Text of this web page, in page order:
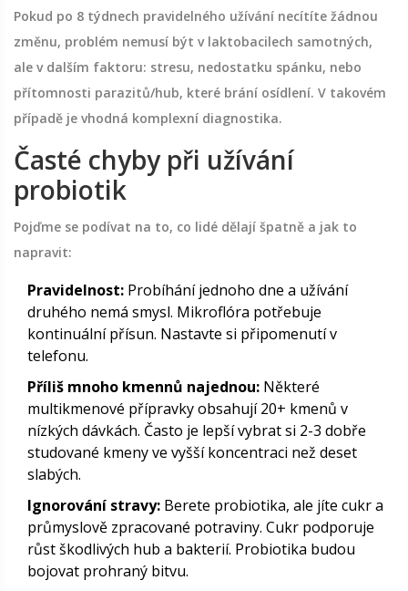
Pokud po 8 týdnech pravidelného užívání necítíte žádnou
změnu, problém nemusí být v laktobacilech samotných,
ale v dalším faktoru: stresu, nedostatku spánku, nebo
přítomnosti parazitů/hub, které brání osídlení. V takovém
případě je vhodná komplexní diagnostika.
Časté chyby při užívání
probiotik
Pojďme se podívat na to, co lidé dělají špatně a jak to
napravit:
Pravidelnost: Probíhání jednoho dne a užívání
druhého nemá smysl. Mikroflóra potřebuje
kontinuální přísun. Nastavte si připomenutí v
telefonu.
Příliš mnoho kmennů najednou: Některé
multikmenové přípravky obsahují 20+ kmenů v
nízkých dávkách. Často je lepší vybrat si 2-3 dobře
studované kmeny ve vyšší koncentraci než deset
slabých.
Ignorování stravy: Berete probiotika, ale jíte cukr a
průmyslově zpracované potraviny. Cukr podporuje
růst škodlivých hub a bakterií. Probiotika budou
bojovat prohraný bitvu.